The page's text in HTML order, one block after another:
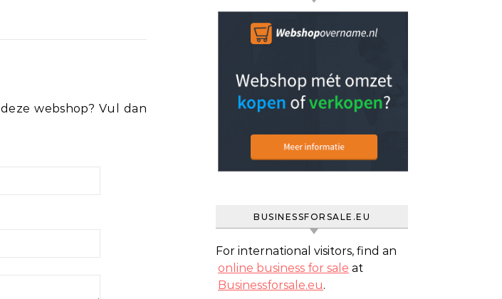
webshop? Vul dan
BUSINESSFORSALE.EU
For international visitors, find an
online business for sale at
Businessforsale.eu.